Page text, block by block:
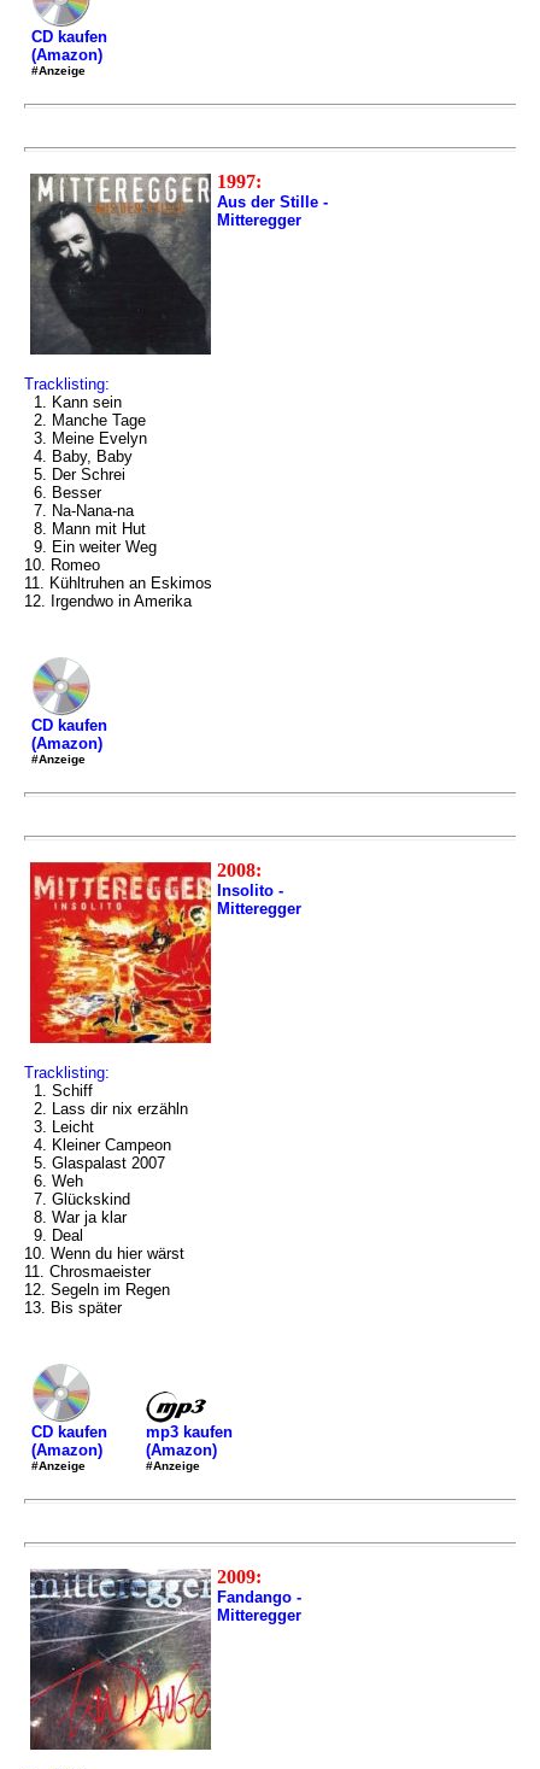
CD kaufen
(Amazon)
#Anzeige
1997:
Aus der Stille -
Mitteregger
Tracklisting:
1. Kann sein
2. Manche Tage
3. Meine Evelyn
4. Baby, Baby
5. Der Schrei
6. Besser
7. Na-Nana-na
8. Mann mit Hut
9. Ein weiter Weg
10. Romeo
11. Kühltruhen an Eskimos
12. Irgendwo in Amerika
CD kaufen
(Amazon)
#Anzeige
2008:
Insolito -
Mitteregger
Tracklisting:
1. Schiff
2. Lass dir nix erzähln
3. Leicht
4. Kleiner Campeon
5. Glaspalast 2007
6. Weh
7. Glückskind
8. War ja klar
9. Deal
10. Wenn du hier wärst
11. Chrosmaeister
12. Segeln im Regen
13. Bis später
CD kaufen
(Amazon)
#Anzeige
mp3 kaufen
(Amazon)
#Anzeige
2009:
Fandango -
Mitteregger